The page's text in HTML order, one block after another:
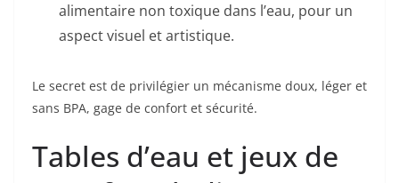
alimentaire non toxique dans l’eau, pour un
aspect visuel et artistique.
Le secret est de privilégier un mécanisme doux, léger et
sans BPA, gage de confort et sécurité.
Tables d’eau et jeux de